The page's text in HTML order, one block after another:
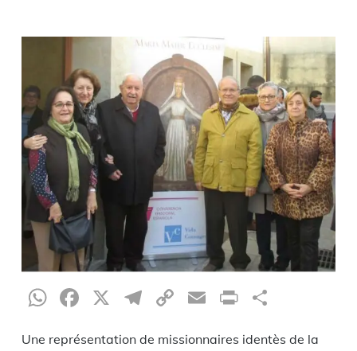
WhatsApp
Facebook
X Telegram
CopyEmailPrint
Une représentation de missionnaires identès de la